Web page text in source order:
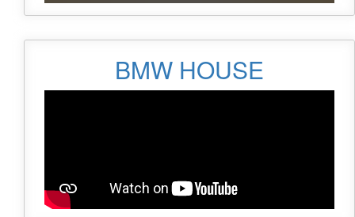
BMW HOUSE